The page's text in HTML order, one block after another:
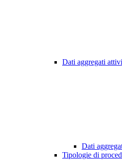
Dati aggregati
Dati
Tipologie di